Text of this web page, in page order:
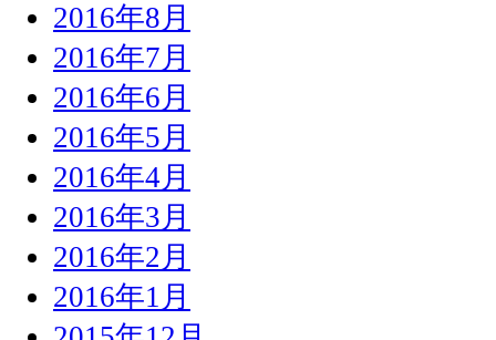
2016年8月
2016年7月
2016年6月
2016年5月
2016年4月
2016年3月
2016年2月
2016年1月